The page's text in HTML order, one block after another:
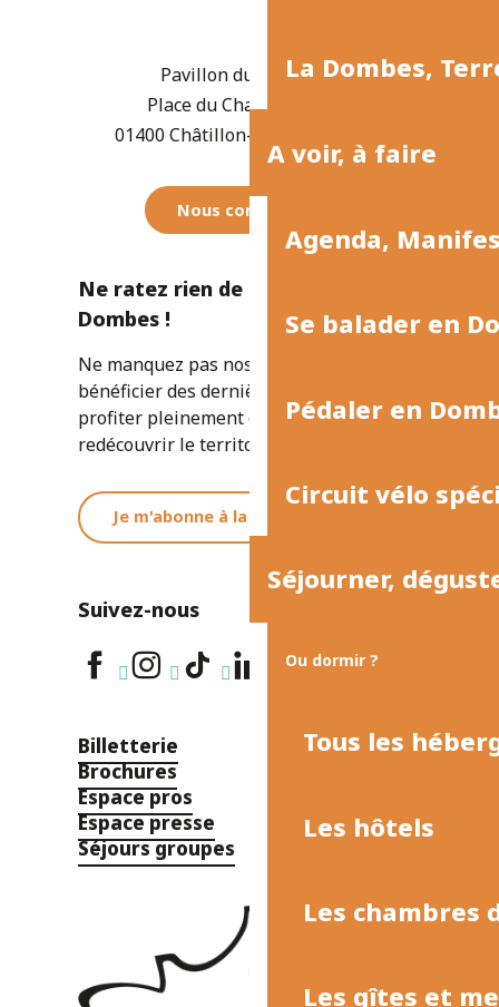
La Dombes,
A voir, à faire
Agenda,
Se balader en
Pédaler en
Circuit vélo
Séjourner,
Ou dormir ?
Tous les
Les hôtels
Les chambres
Les gîtes et
Pavillon du Tourisme
Place du Champ de Foire
01400 Châtillon-sur-Chalaronne
Nous contacter
Ne ratez rien de l'actualité de la
Dombes !
Ne manquez pas nos newsletters pour
bénéficier des dernières informations et
profiter pleinement de votre séjour ou
redécouvrir le territoire.
Je m'abonne à la newsletter
Suivez-nous
Billetterie
Brochures
Espace pros
Espace presse
Séjours groupes